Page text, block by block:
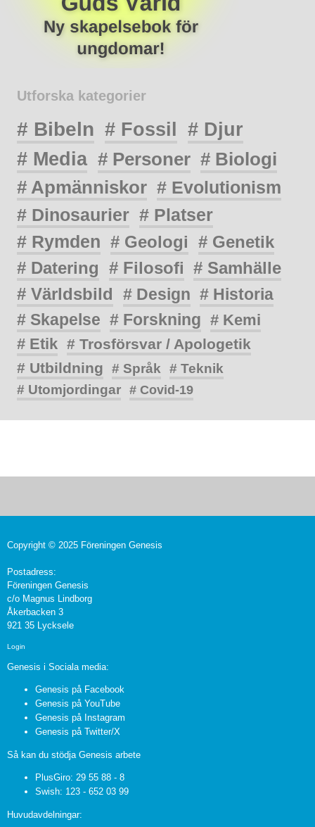
Utforska kategorier
# Bibeln # Fossil # Djur
# Media # Personer # Biologi
# Apmänniskor # Evolutionism
# Dinosaurier # Platser
# Rymden # Geologi # Genetik
# Datering # Filosofi # Samhälle
# Världsbild
# Design # Historia
# Skapelse # Forskning # Kemi
# Etik # Trosförsvar / Apologetik
# Utbildning
# Språk
# Teknik
# Utomjordingar # Covid-19
Copyright © 2025 Föreningen Genesis
Postadress:
Föreningen Genesis
c/o Magnus Lindborg
Åkerbacken 3
921 35 Lycksele
Login
Genesis i Sociala media:
Genesis på Facebook
Genesis på YouTube
Genesis på Instagram
Genesis på Twitter/X
Så kan du stödja Genesis arbete
PlusGiro: 29 55 88 - 8
Swish: 123 - 652 03 99
Huvudavdelningar: